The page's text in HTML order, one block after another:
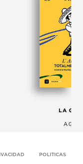
LA
POLITICAS